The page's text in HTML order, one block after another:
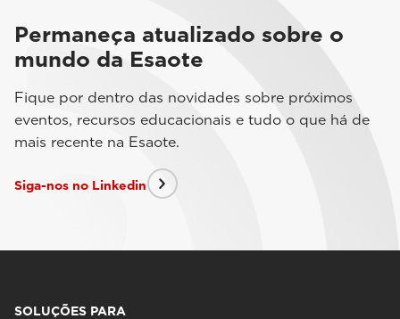
Permaneça atualizado sobre o
mundo da Esaote
Fique por dentro das novidades sobre próximos
eventos, recursos educacionais e tudo o que há de
mais recente na Esaote.
Siga-nos no Linkedin
SOLUÇÕES PARA